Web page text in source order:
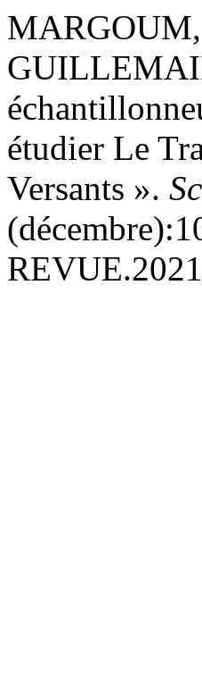
étudier Le
Versants ».